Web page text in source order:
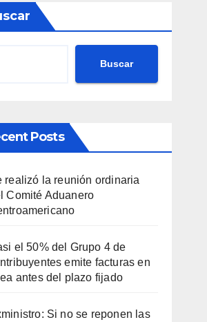
Buscar
Posts
realizó la reunión ordinaria
Comité Aduanero
el 50% del Grupo 4 de
emite facturas en
antes del plazo fijado
Si no se reponen las